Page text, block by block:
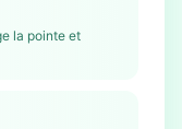
la pointe et